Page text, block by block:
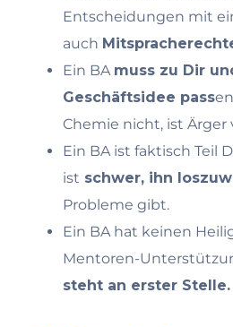
Entscheidungen mit
auch
Ein BA muss zu Dir
Geschäftsidee pass
Chemie nicht, ist
Ein BA ist faktisch Teil
ist schwer, ihn
Probleme gibt.
Ein BA hat keinen
Mentoren-
steht an erster Stelle.